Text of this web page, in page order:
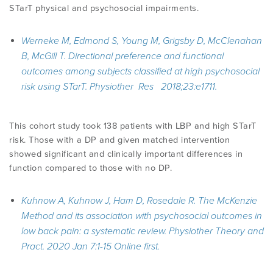
STarT physical and psychosocial impairments.
Werneke M, Edmond S, Young M, Grigsby D, McClenahan
B, McGill T. Directional preference and functional
outcomes among subjects classified at high psychosocial
risk using STarT. Physiother Res 2018;23:e1711.
This cohort study took 138 patients with LBP and high STarT
risk. Those with a DP and given matched intervention
showed significant and clinically important differences in
function compared to those with no DP.
Kuhnow A, Kuhnow J, Ham D, Rosedale R. The McKenzie
Method and its association with psychosocial outcomes in
low back pain: a systematic review. Physiother Theory and
Pract. 2020 Jan 7:1-15 Online first.